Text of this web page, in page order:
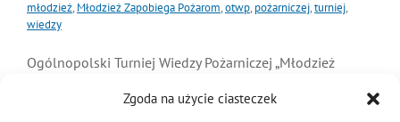
Zgoda na użycie ciasteczek
Symbole
MDP i DDP
Kultura
System OSP
młodzież, Młodzież Zapobiega Pożarom,otwp, pożarniczej,turniej,
wiedzy
Ogólnopolski Turniej Wiedzy Pożarniczej „Młodzież
popularyzowanie przepisów i kształtowanie